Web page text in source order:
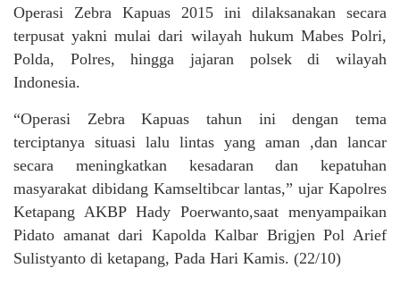
Operasi Zebra Kapuas 2015 ini dilaksanakan secara
terpusat yakni mulai dari wilayah hukum Mabes Polri,
Polda, Polres, hingga jajaran polsek di wilayah
Indonesia.
“Operasi Zebra Kapuas tahun ini dengan tema
terciptanya situasi lalu lintas yang aman ,dan lancar
secara meningkatkan kesadaran dan kepatuhan
masyarakat dibidang Kamseltibcar lantas,” ujar Kapolres
Ketapang AKBP Hady Poerwanto,saat menyampaikan
Pidato amanat dari Kapolda Kalbar Brigjen Pol Arief
Sulistyanto di ketapang, Pada Hari Kamis. (22/10)